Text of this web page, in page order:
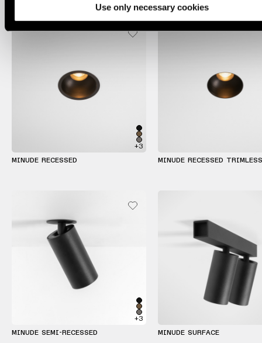
Use only necessary cookies
+3
MINUDE RECESSED MINUDE RECESSED TRIMLESS
+3
MINUDE SEMI-RECESSED MINUDE SURFACE